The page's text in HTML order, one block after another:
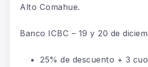
Alto Comahue.
Banco ICBC – 19 y 20 de
25% de descuento + 3